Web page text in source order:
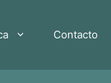
Contacto